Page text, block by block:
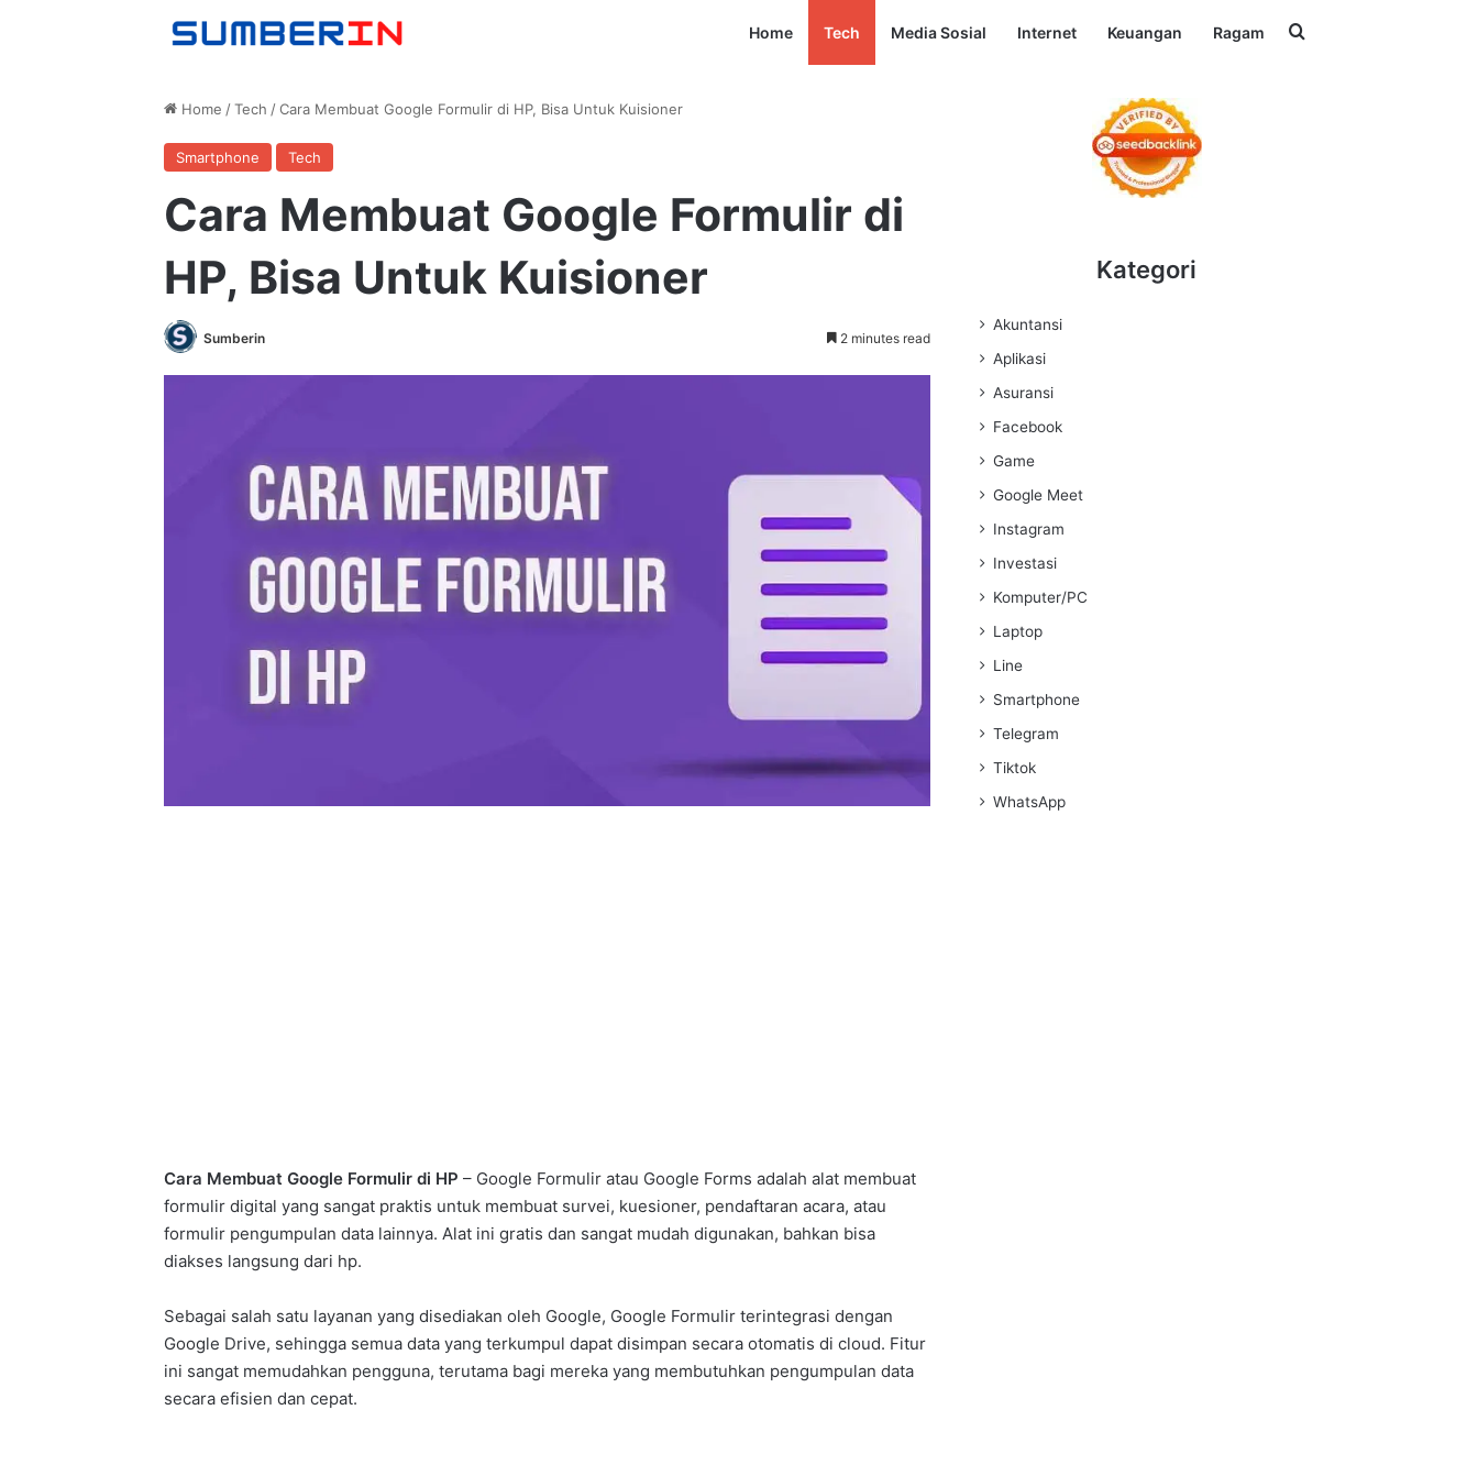
Home Tech Media Sosial Internet Keuangan Ragam Search for
Home / Tech / Cara Membuat Google Formulir di HP, Bisa Untuk Kuisioner
Smartphone Tech
Cara Membuat Google Formulir di
HP, Bisa Untuk Kuisioner
Sumberin 2 minutes read
Cara Membuat Google Formulir di HP – Google Formulir atau Google Forms adalah alat membuat
formulir digital yang sangat praktis untuk membuat survei, kuesioner, pendaftaran acara, atau
formulir pengumpulan data lainnya. Alat ini gratis dan sangat mudah digunakan, bahkan bisa
diakses langsung dari hp.
Sebagai salah satu layanan yang disediakan oleh Google, Google Formulir terintegrasi dengan
Google Drive, sehingga semua data yang terkumpul dapat disimpan secara otomatis di cloud. Fitur
ini sangat memudahkan pengguna, terutama bagi mereka yang membutuhkan pengumpulan data
secara efisien dan cepat.
Kategori
Akuntansi
Aplikasi
Asuransi
Facebook
Game
Google Meet
Instagram
Investasi
Komputer/PC
Laptop
Line
Smartphone
Telegram
Tiktok
WhatsApp